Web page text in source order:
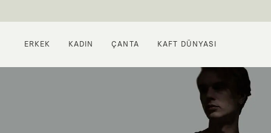
ERKEK KADIN ÇANTA KAFT DÜNYASI